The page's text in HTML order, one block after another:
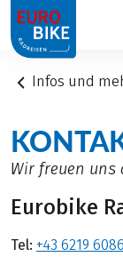
1
Infos und
Wir freuen uns
Eurobike
Tel: +43 6219